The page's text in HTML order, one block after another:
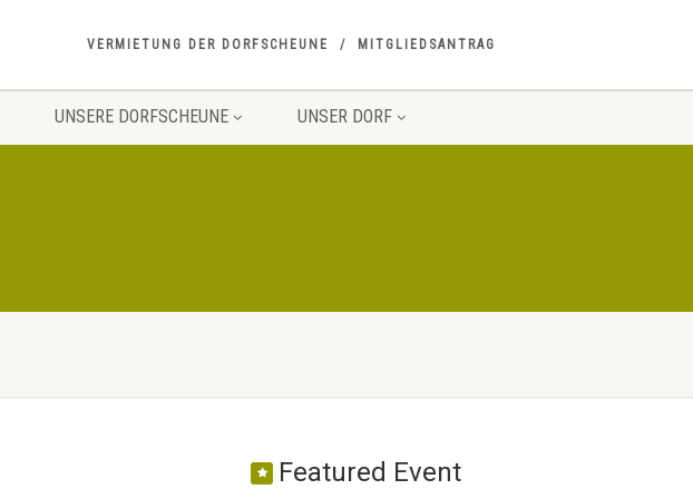
VERMIETUNG DER DORFSCHEUNE MITGLIEDSANTRAG
UNSERE DORFSCHEUNE UNSER DORF
Featured Event